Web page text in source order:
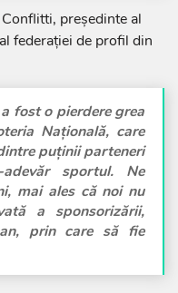
președinte al
federației de profil din
fost o pierdere grea
Națională, care
puținii parteneri
sportul. Ne
mai ales că noi nu
a sponsorizării,
prin care să fie